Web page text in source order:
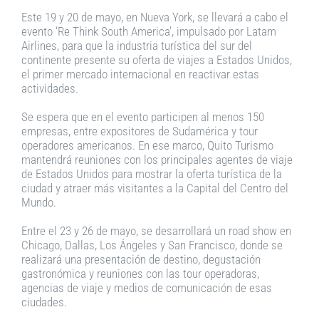
Este 19 y 20 de mayo, en Nueva York, se llevará a cabo el
evento ‘Re Think South America’, impulsado por Latam
Airlines, para que la industria turística del sur del
continente presente su oferta de viajes a Estados Unidos,
el primer mercado internacional en reactivar estas
actividades.
Se espera que en el evento participen al menos 150
empresas, entre expositores de Sudamérica y tour
operadores americanos. En ese marco, Quito Turismo
mantendrá reuniones con los principales agentes de viaje
de Estados Unidos para mostrar la oferta turística de la
ciudad y atraer más visitantes a la Capital del Centro del
Mundo.
Entre el 23 y 26 de mayo, se desarrollará un road show en
Chicago, Dallas, Los Ángeles y San Francisco, donde se
realizará una presentación de destino, degustación
gastronómica y reuniones con las tour operadoras,
agencias de viaje y medios de comunicación de esas
ciudades.